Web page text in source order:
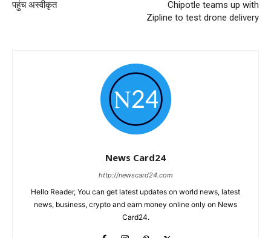
पहुंच अस्वीकृत
Chipotle teams up with
Zipline to test drone delivery
News Card24
http://newscard24.com
Hello Reader, You can get latest updates on world news, latest
news, business, crypto and earn money online only on News
Card24.